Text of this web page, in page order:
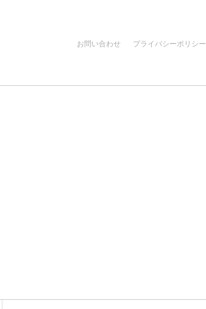
お問い合わせ プライバシーポリシー